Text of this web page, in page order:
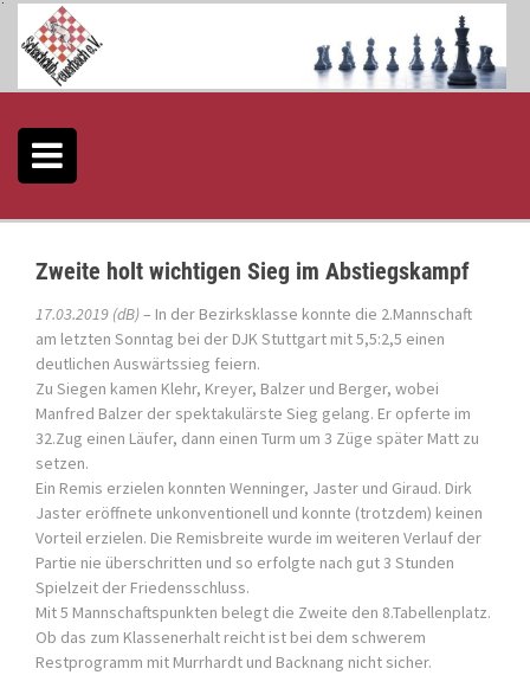
S
Zweite holt wichtigen Sieg im Abstiegskampf
17.03.2019 (dB)– In der Bezirksklasse konnte die 2.Mannschaft
am letzten Sonntag bei der DJK Stuttgart mit 5,5:2,5 einen
deutlichen Auswärtssieg feiern.
Zu Siegen kamen Klehr, Kreyer, Balzer und Berger, wobei
Manfred Balzer der spektakulärste Sieg gelang. Er opferte im
32.Zug einen Läufer, dann einen Turm um 3 Züge später Matt zu
setzen.
Ein Remis erzielen konnten Wenninger, Jaster und Giraud. Dirk
Jaster eröffnete unkonventionell und konnte (trotzdem) keinen
Vorteil erzielen. Die Remisbreite wurde im weiteren Verlauf der
Partie nie überschritten und so erfolgte nach gut 3 Stunden
Spielzeit der Friedensschluss.
Mit 5 Mannschaftspunkten belegt die Zweite den 8.Tabellenplatz.
Ob das zum Klassenerhalt reicht ist bei dem schwerem
Restprogramm mit Murrhardt und Backnang nicht sicher.